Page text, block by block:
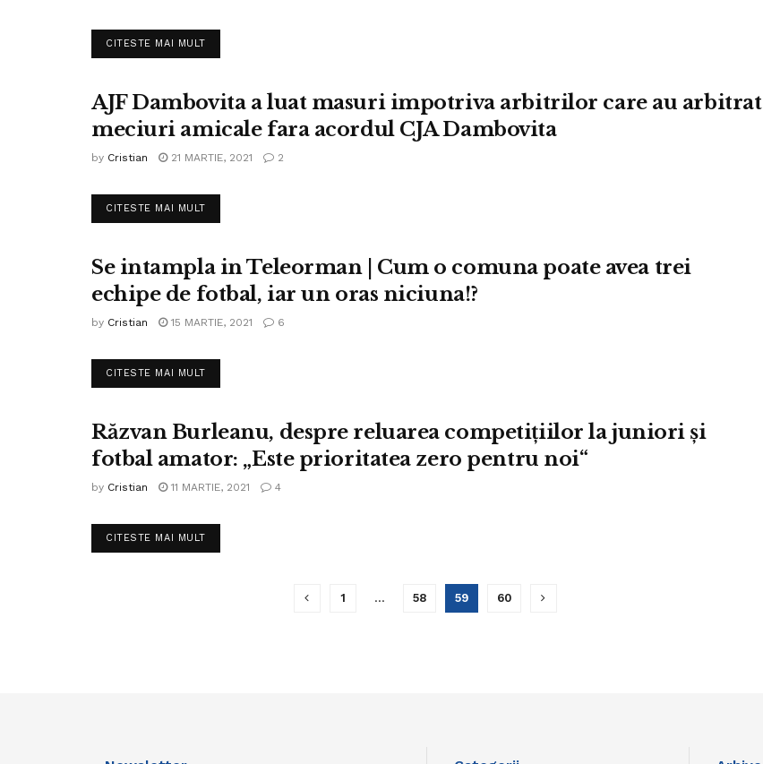
CITESTE MAI MULTDETAILS
FOTBAL LIGA IV
AJF Dambovita a luat masuri impotriva arbitrilor care au arbitrat
meciuri amicale fara acordul CJA Dambovita
by Cristian 21 MARTIE, 2021 2
CITESTE MAI MULTDETAILS
FOTBAL LIGA IV
Se intampla in Teleorman | Cum o comuna poate avea trei
echipe de fotbal, iar un oras niciuna!?
by Cristian 15 MARTIE, 2021 6
CITESTE MAI MULTDETAILS
FOTBAL LIGA IV
Răzvan Burleanu, despre reluarea competiţiilor la juniori şi
fotbal amator: „Este prioritatea zero pentru noi“
by Cristian 11 MARTIE, 2021 4
CITESTE MAI MULTDETAILS
1 … 58 59 60